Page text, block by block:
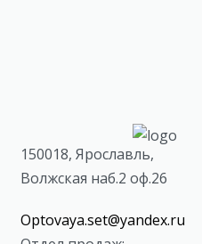
150018, Ярославль,
Волжская наб.2 оф.26
Optovaya.set@yandex.ru